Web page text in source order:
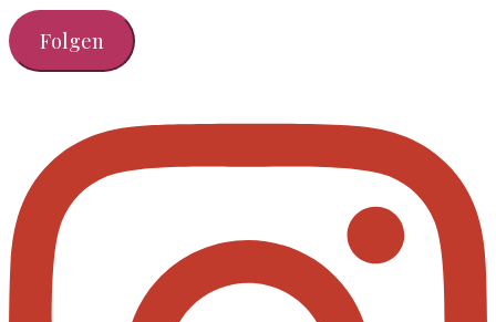
Adresse
Folgen